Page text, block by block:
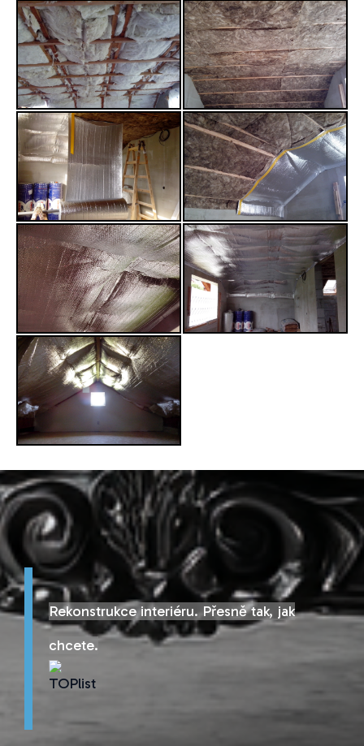
Rekonstrukce interiéru. Přesně tak, jak
chcete.